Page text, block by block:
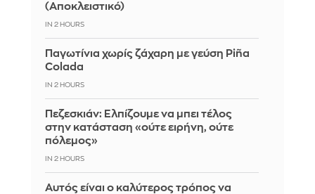
(Αποκλειστικό)
IN 2 HOURS
Παγωτίνια χωρίς ζάχαρη με γεύση Piña
Colada
IN 2 HOURS
Πεζεσκιάν: Ελπίζουμε να μπει τέλος
στην κατάσταση «ούτε ειρήνη, ούτε
πόλεμος»
IN 2 HOURS
Αυτός είναι ο καλύτερος τρόπος να